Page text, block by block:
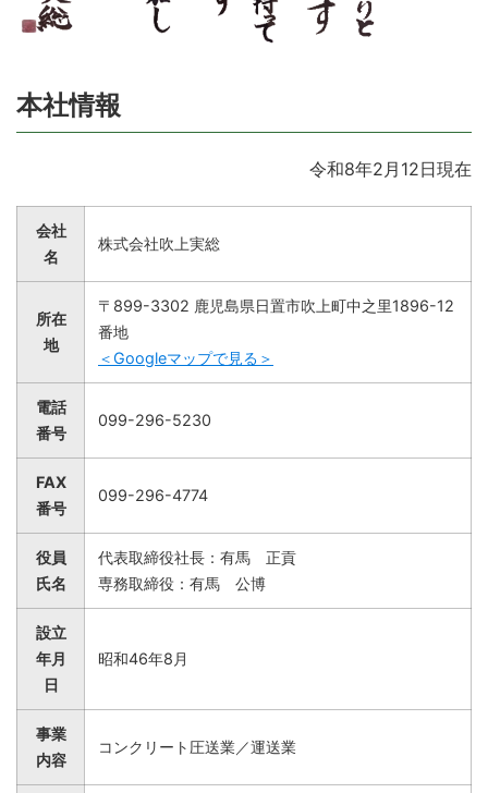
本社情報
令和8年2月12日現在
会社
名
株式会社吹上実総
所在
地
〒899-3302 鹿児島県日置市吹上町中之里1896-12
番地
＜Googleマップで見る＞
電話
番号
099-296-5230
FAX
番号
099-296-4774
役員
氏名
代表取締役社長：有馬 正貢
専務取締役：有馬 公博
設立
年月
日
昭和46年8月
事業
内容
コンクリート圧送業／運送業